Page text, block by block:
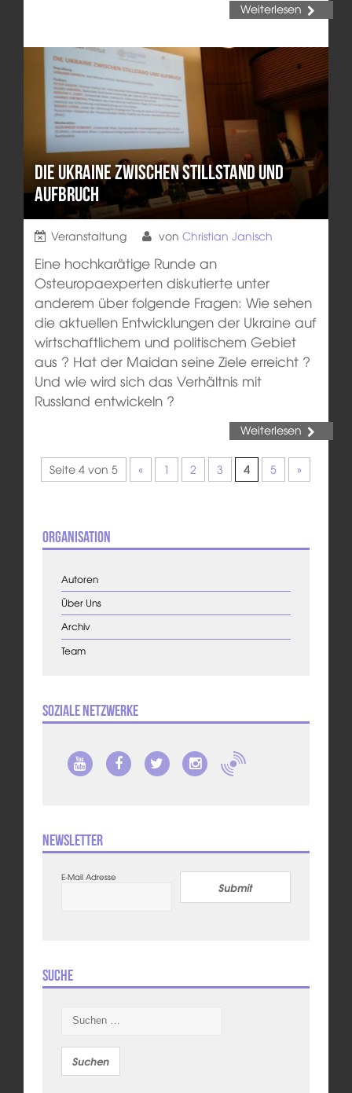
Weiterlesen
Die Ukraine zwischen Stillstand und
Aufbruch
Veranstaltung von Christian Janisch
Eine hochkarätige Runde an
Osteuropaexperten diskutierte unter
anderem über folgende Fragen: Wie sehen
die aktuellen Entwicklungen der Ukraine auf
wirtschaftlichem und politischem Gebiet
aus ? Hat der Maidan seine Ziele erreicht ?
Und wie wird sich das Verhältnis mit
Russland entwickeln ?
Weiterlesen
Seite 4 von 5 « 1 2 3 4 5 »
Organisation
Autoren
Über Uns
Archiv
Team
Soziale Netzwerke
Newsletter
E-Mail Adresse
Submit
Suche
nach: